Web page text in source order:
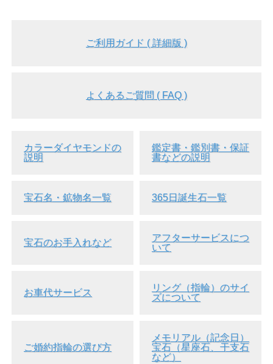
ご利用ガイド ( 詳細版 )
よくあるご質問 ( FAQ )
カラーダイヤモンドの
説明
鑑定書・鑑別書・保証
書などの説明
宝石名・鉱物名一覧 365日誕生石一覧
宝石のお手入れなど
アフターサービスにつ
いて
お車代サービス
リング（指輪）のサイ
ズについて
ご婚約指輪の選び方
メモリアル（記念日）
宝石（星座石、干支石
など）